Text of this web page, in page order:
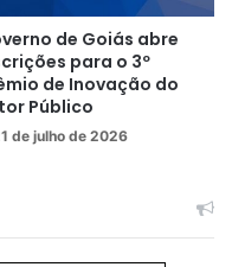
de Goiás abre
para o 3º
de Inovação do
Público
de julho de 2026